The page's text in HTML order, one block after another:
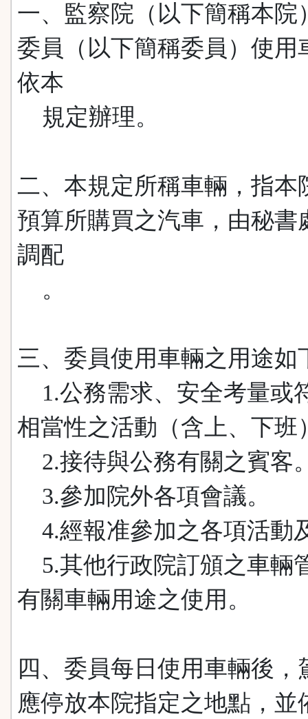
一、監察院（以下簡稱本院
委員（以下簡稱委員）使用
依本
規定辦理。
二、本規定所稱車輛，指本
預算所購買之汽車，由秘書
調配
。
三、委員使用車輛之用途如
1.公務需求、安全考量或
相當性之活動（含上、下班
2.接待與公務有關之賓客
3.參加院外各項會議。
4.經報准參加之各項活動
5.其他行政院訂頒之車輛
有關車輛用途之使用。
四、委員每日使用車輛後，
應停放本院指定之地點，並